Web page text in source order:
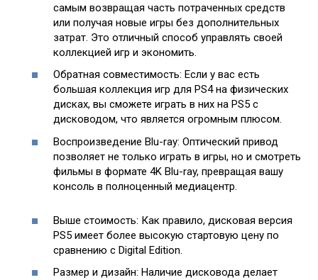
самым возвращая часть потраченных средств
или получая новые игры без дополнительных
затрат. Это отличный способ управлять своей
коллекцией игр и экономить.
Обратная совместимость: Если у вас есть
большая коллекция игр для PS4 на физических
дисках, вы сможете играть в них на PS5 с
дисководом, что является огромным плюсом.
Воспроизведение Blu-ray: Оптический привод
позволяет не только играть в игры, но и смотреть
фильмы в формате 4K Blu-ray, превращая вашу
консоль в полноценный медиацентр.
Выше стоимость: Как правило, дисковая версия
PS5 имеет более высокую стартовую цену по
сравнению с Digital Edition.
Размер и дизайн: Наличие дисковода делает